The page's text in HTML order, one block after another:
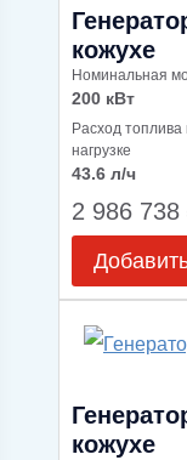
кожухе
Номинальная
200 кВт
Расход топлива
нагрузке
43.6 л/ч
2 986 738
кожухе